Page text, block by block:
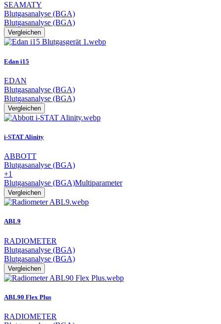
SEAMATY
Blutgasanalyse (BGA)
Blutgasanalyse (BGA)
Vergleichen
Edan i15
EDAN
Blutgasanalyse (BGA)
Blutgasanalyse (BGA)
Vergleichen
i-STAT Alinity
ABBOTT
Blutgasanalyse (BGA)
+1
Blutgasanalyse (BGA)Multiparameter
Vergleichen
ABL9
RADIOMETER
Blutgasanalyse (BGA)
Blutgasanalyse (BGA)
Vergleichen
ABL90 Flex Plus
RADIOMETER